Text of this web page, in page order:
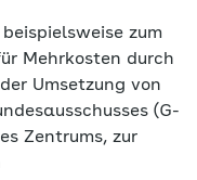
zum
Mehrkosten durch
Umsetzung von
(G-
Zentrums, zur